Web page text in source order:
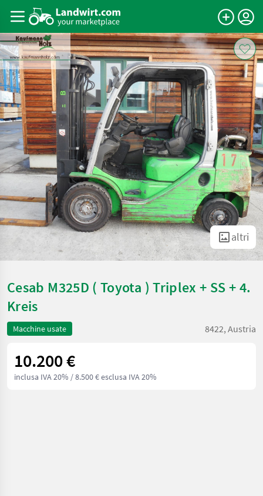
altri
Cesab M325D ( Toyota ) Triplex + SS + 4.
Kreis
Macchine usate 8422, Austria
10.200 €
inclusa IVA 20% / 8.500 € esclusa IVA 20%